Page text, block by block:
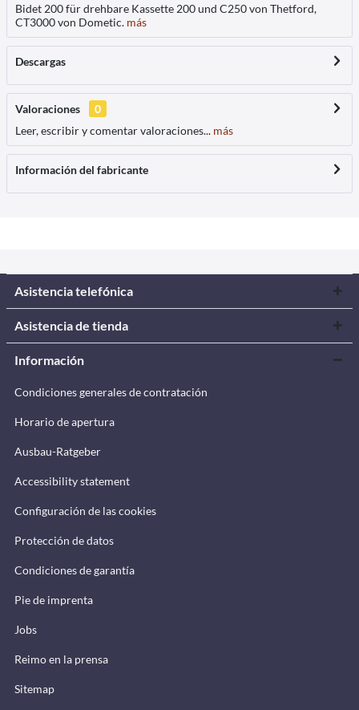
Bidet 200 für drehbare Kassette 200 und C250 von Thetford,
CT3000 von Dometic. más
Descargas
Valoraciones
0
Leer, escribir y comentar valoraciones... más
Información del fabricante
Asistencia telefónica
Asistencia de tienda
Información
Condiciones generales de contratación
Horario de apertura
Ausbau-Ratgeber
Accessibility statement
Configuración de las cookies
Protección de datos
Condiciones de garantía
Pie de imprenta
Jobs
Reimo en la prensa
Sitemap